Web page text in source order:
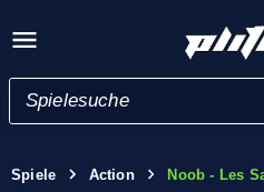
Spiele Action Noob - Les